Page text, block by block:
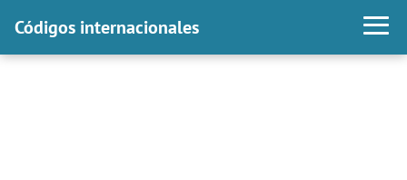
Códigos internacionales